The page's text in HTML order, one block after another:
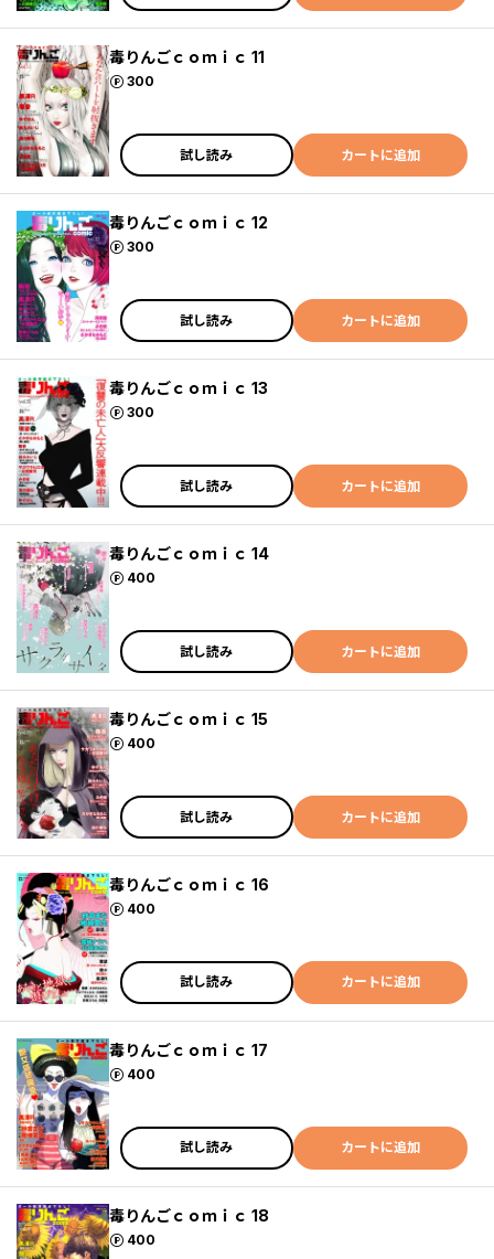
毒りんごｃｏｍｉｃ 11
300
ポイント
試し読み カートに追加
毒りんごｃｏｍｉｃ 12
300
ポイント
試し読み カートに追加
毒りんごｃｏｍｉｃ 13
300
ポイント
試し読み カートに追加
毒りんごｃｏｍｉｃ 14
400
ポイント
試し読み カートに追加
毒りんごｃｏｍｉｃ 15
400
ポイント
試し読み カートに追加
毒りんごｃｏｍｉｃ 16
400
ポイント
試し読み カートに追加
毒りんごｃｏｍｉｃ 17
400
ポイント
試し読み カートに追加
毒りんごｃｏｍｉｃ 18
400
ポイント